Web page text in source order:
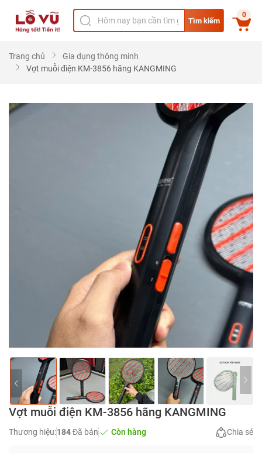
Tìm kiếm
0
Trang chủ
Gia dụng thông minh
Vợt muỗi điện KM-3856 hãng KANGMING
Vợt muỗi điện KM-3856 hãng KANGMING
Thương hiệu:184Đã bán Còn hàng Chia sẻ